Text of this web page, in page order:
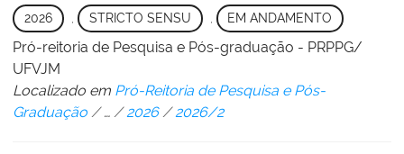
2026 STRICTO SENSU EM ANDAMENTO
Pró-reitoria de Pesquisa e Pós-graduação - PRPPG/
UFVJM
Localizado em Pró-Reitoria de Pesquisa e Pós-
Graduação /… /2026 /2026/2